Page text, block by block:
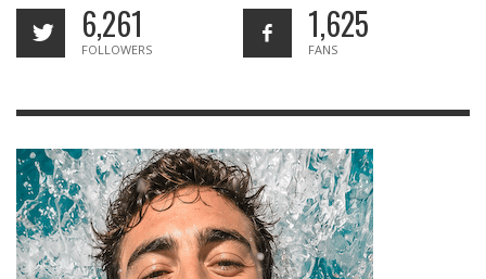
6,261
FOLLOWERS
1,625
FANS